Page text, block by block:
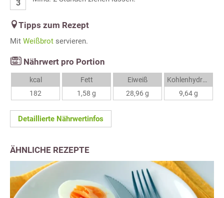
Tipps zum Rezept
Mit Weißbrot servieren.
Nährwert pro Portion
kcal
182
Fett
1,58 g
Eiweiß
28,96 g
Kohlenhydrate
9,64 g
Detaillierte Nährwertinfos
ÄHNLICHE REZEPTE